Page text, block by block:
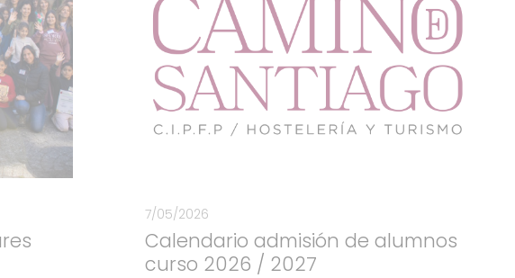
7/05/2026
Calendario admisión de alumnos
curso 2026 / 2027